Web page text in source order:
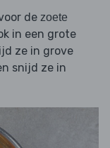
de zoete
in een grote
ze in grove
snijd ze in